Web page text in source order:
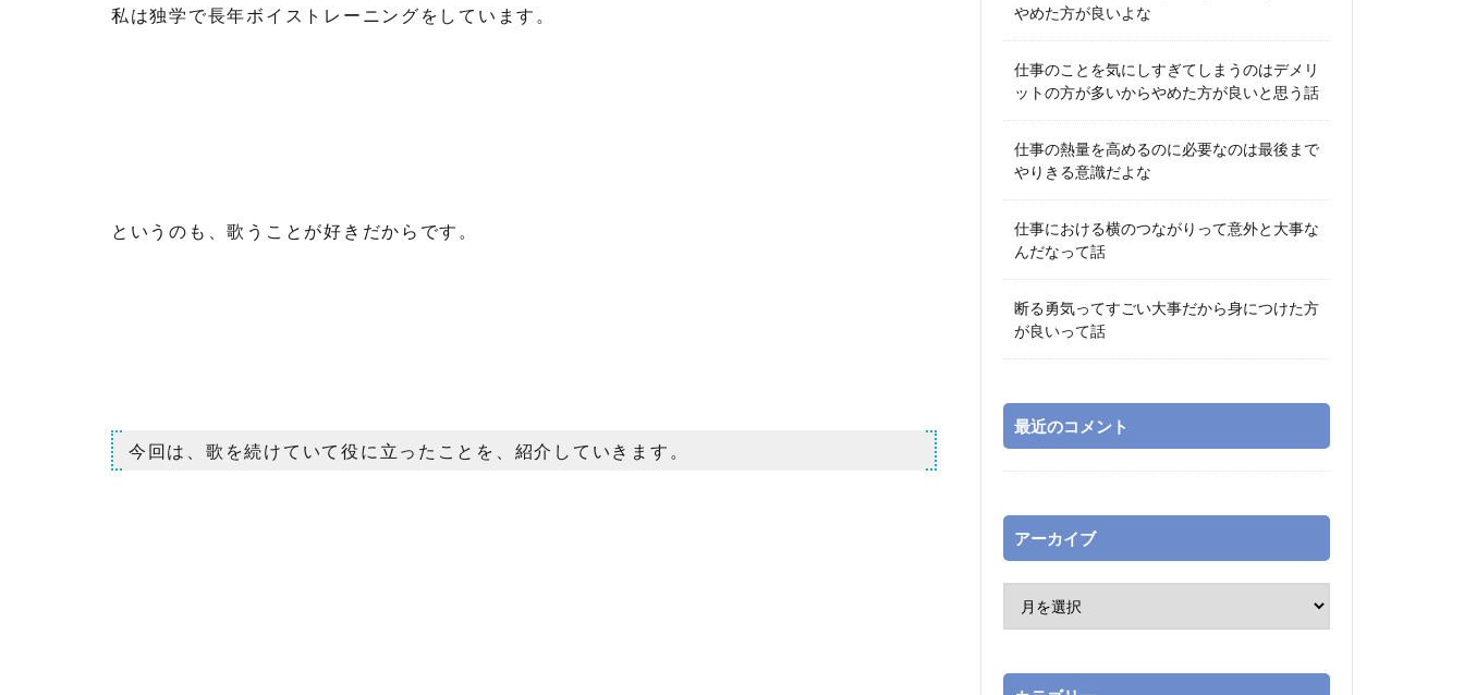
私は独学で長年ボイストレーニングをしています。
というのも、歌うことが好きだからです。
今回は、歌を続けていて役に立ったことを、紹介していきます。
やめた方が良いよな
仕事のことを気にしすぎてしまうのはデメリ
ットの方が多いからやめた方が良いと思う話
仕事の熱量を高めるのに必要なのは最後まで
やりきる意識だよな
仕事における横のつながりって意外と大事な
んだなって話
断る勇気ってすごい大事だから身につけた方
が良いって話
最近のコメント
アーカイブ